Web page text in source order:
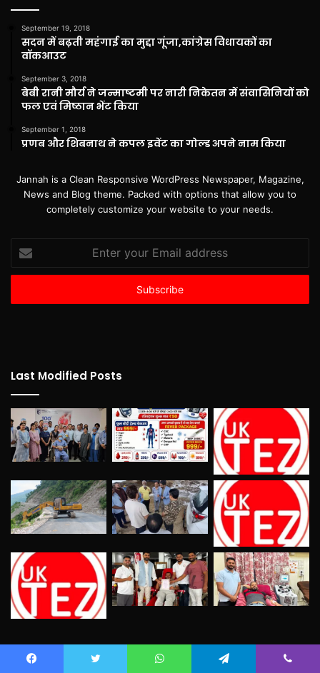
September 19, 2018
सदन में बढ़ती महंगाई का मुद्दा गूंजा,कांग्रेस विधायकों का
वॉकआउट
September 3, 2018
बेबी रानी मौर्य ने जन्माष्टमी पर नारी निकेतन में संवासिनियों को
फल एवं मिष्ठान भेंट किया
September 1, 2018
प्रणब और शिबनाथ ने कपल इवेंट का गोल्ड अपने नाम किया
Jannah is a Clean Responsive WordPress Newspaper, Magazine,
News and Blog theme. Packed with options that allow you to
completely customize your website to your needs.
your
Email
Last Modified Posts